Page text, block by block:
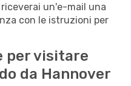
un'e-mail una
con le istruzioni per
per visitare
da Hannover